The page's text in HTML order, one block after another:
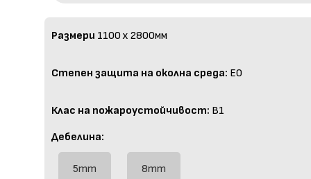
Размери 1100 x 2800мм
Степен защита на околна среда: E0
Клас на пожароустойчивост: B1
Дебелина:
5mm 8mm